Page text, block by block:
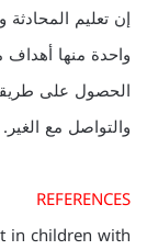
إن تعليم
واحدة منها
الحصول على
والتواصل مع الغير.
REFERENCES
in children with